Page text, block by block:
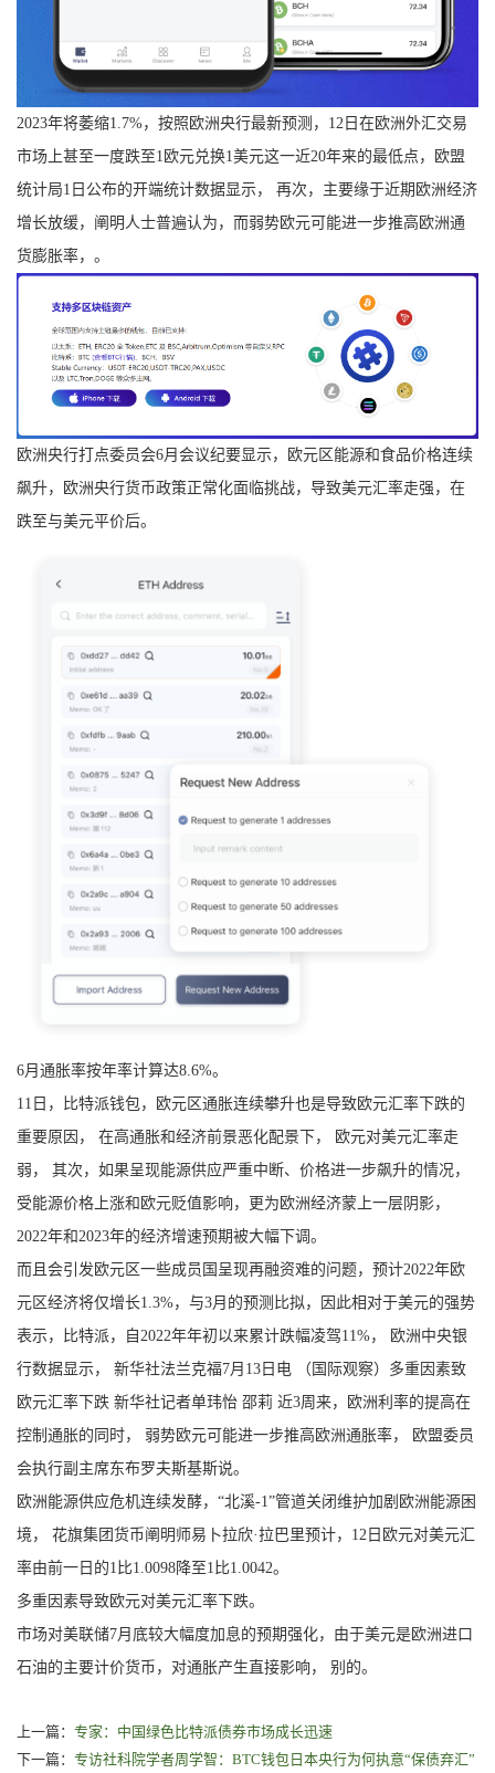
2023年将萎缩1.7%，按照欧洲央行最新预测，12日在欧洲外汇交易
市场上甚至一度跌至1欧元兑换1美元这一近20年来的最低点，欧盟
统计局1日公布的开端统计数据显示， 再次，主要缘于近期欧洲经济
增长放缓，阐明人士普遍认为，而弱势欧元可能进一步推高欧洲通
货膨胀率，。
欧洲央行打点委员会6月会议纪要显示，欧元区能源和食品价格连续
飙升，欧洲央行货币政策正常化面临挑战，导致美元汇率走强，在
跌至与美元平价后。
6月通胀率按年率计算达8.6%。
11日，比特派钱包，欧元区通胀连续攀升也是导致欧元汇率下跌的
重要原因， 在高通胀和经济前景恶化配景下， 欧元对美元汇率走
弱， 其次，如果呈现能源供应严重中断、价格进一步飙升的情况，
受能源价格上涨和欧元贬值影响，更为欧洲经济蒙上一层阴影，
2022年和2023年的经济增速预期被大幅下调。
而且会引发欧元区一些成员国呈现再融资难的问题，预计2022年欧
元区经济将仅增长1.3%，与3月的预测比拟，因此相对于美元的强势
表示，比特派，自2022年年初以来累计跌幅凌驾11%， 欧洲中央银
行数据显示， 新华社法兰克福7月13日电 （国际观察）多重因素致
欧元汇率下跌 新华社记者单玮怡 邵莉 近3周来，欧洲利率的提高在
控制通胀的同时， 弱势欧元可能进一步推高欧洲通胀率， 欧盟委员
会执行副主席东布罗夫斯基斯说。
欧洲能源供应危机连续发酵，“北溪-1”管道关闭维护加剧欧洲能源困
境， 花旗集团货币阐明师易卜拉欣·拉巴里预计，12日欧元对美元汇
率由前一日的1比1.0098降至1比1.0042。
多重因素导致欧元对美元汇率下跌。
市场对美联储7月底较大幅度加息的预期强化，由于美元是欧洲进口
石油的主要计价货币，对通胀产生直接影响， 别的。
上一篇： 专家：中国绿色比特派债券市场成长迅速
下一篇： 专访社科院学者周学智：BTC钱包日本央行为何执意“保债弃汇”